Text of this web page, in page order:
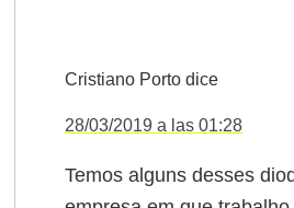
Cristiano Porto dice
28/03/2019 a las 01:28
Temos alguns desses